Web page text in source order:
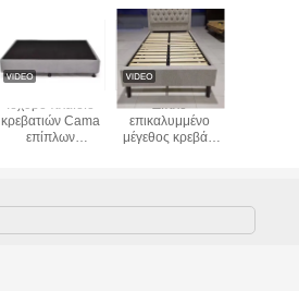
Ισχυρό πλαίσιο
κρεβατιών Cama
επίπλων
στο κιβώτιο
Διπλό
επικαλυμμένο
μέγεθος κρεβάτι